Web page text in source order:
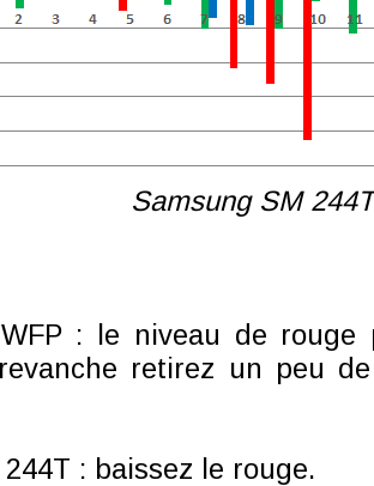
Samsung SM 244T
: le niveau de
retirez un peu
: baissez le rouge.